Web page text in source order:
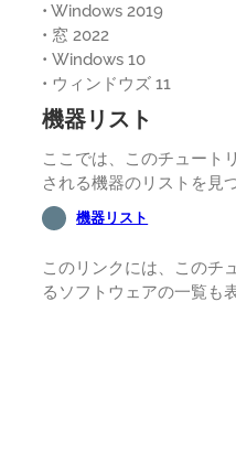
• Windows 2019
• 窓 2022
• Windows 10
• ウィンドウズ 11
機器リスト
ここでは、このチュート
される機器のリストを見
機器リスト
このリンクには、このチ
るソフトウェアの一覧も